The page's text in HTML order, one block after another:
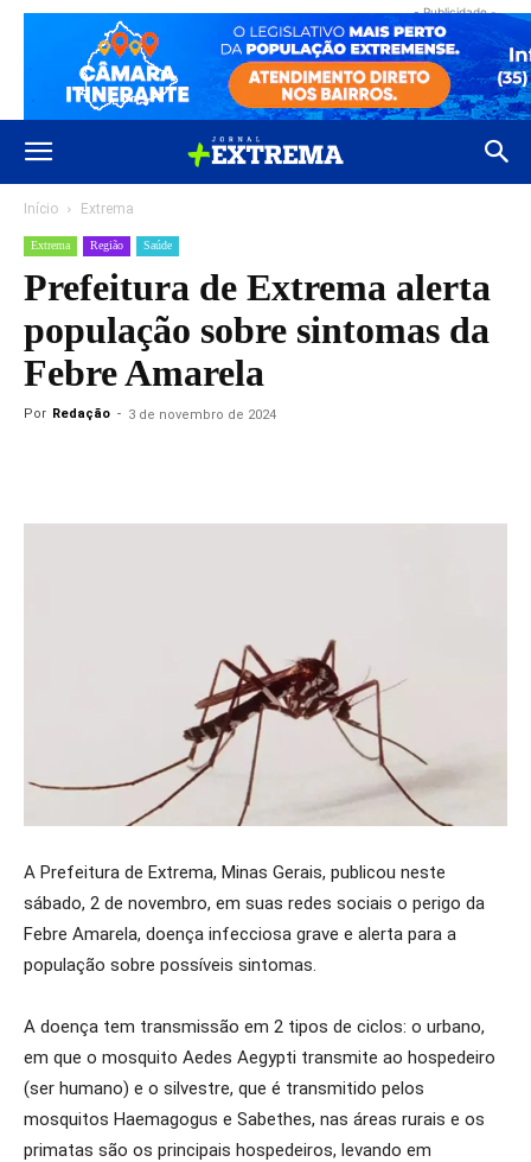
- Publicidade -
Início Extrema
Extrema Região Saúde
Prefeitura de Extrema alerta
população sobre sintomas da
Febre Amarela
Por Redação - 3 de novembro de 2024
A Prefeitura de Extrema, Minas Gerais, publicou neste
sábado, 2 de novembro, em suas redes sociais o perigo da
Febre Amarela, doença infecciosa grave e alerta para a
população sobre possíveis sintomas.
A doença tem transmissão em 2 tipos de ciclos: o urbano,
em que o mosquito Aedes Aegypti transmite ao hospedeiro
(ser humano) e o silvestre, que é transmitido pelos
mosquitos Haemagogus e Sabethes, nas áreas rurais e os
primatas são os principais hospedeiros, levando em